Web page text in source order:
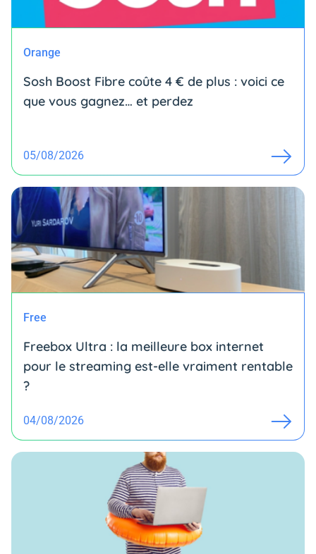
Orange
Sosh Boost Fibre coûte 4 € de plus : voici ce
que vous gagnez… et perdez
05/08/2026
Free
Freebox Ultra : la meilleure box internet
pour le streaming est-elle vraiment rentable
?
04/08/2026